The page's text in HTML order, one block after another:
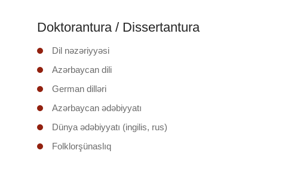
Doktorantura / Dissertantura
Dil nəzəriyyəsi
Azərbaycan dili
German dilləri
Azərbaycan ədəbiyyatı
Dünya ədəbiyyatı (ingilis, rus)
Folklorşünaslıq